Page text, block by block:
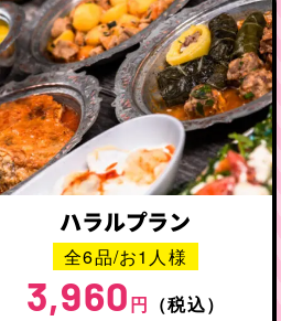
ハラルプラン
全6品/お1人様
3,960円 （税込）